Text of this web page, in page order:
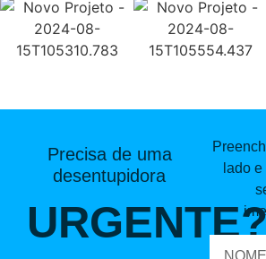
Precisa de uma
desentupidora
lado